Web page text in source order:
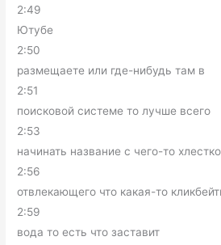
2:49
Ютубе
2:50
размещаете или где-нибудь там в
2:51
поисковой системе то лучше всего
2:53
начинать название с чего-то
2:56
отвлекающего что какая-то
2:59
вода то есть что заставит